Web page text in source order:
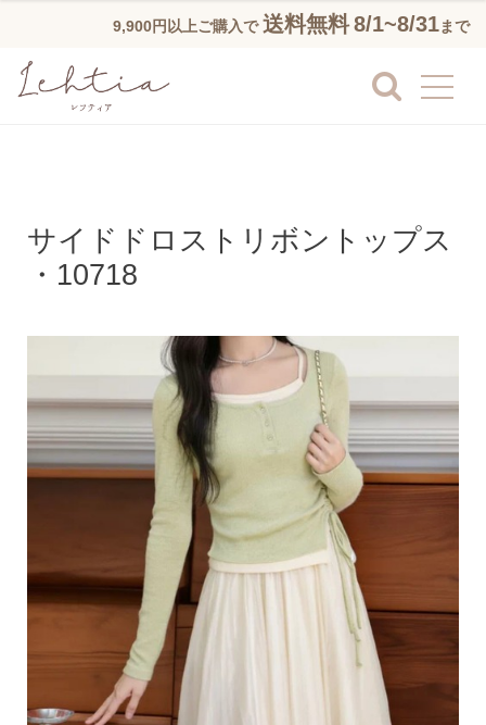
9,900円以上ご購入で 送料無料8/1~8/31まで
サイドドロストリボントップス
・10718